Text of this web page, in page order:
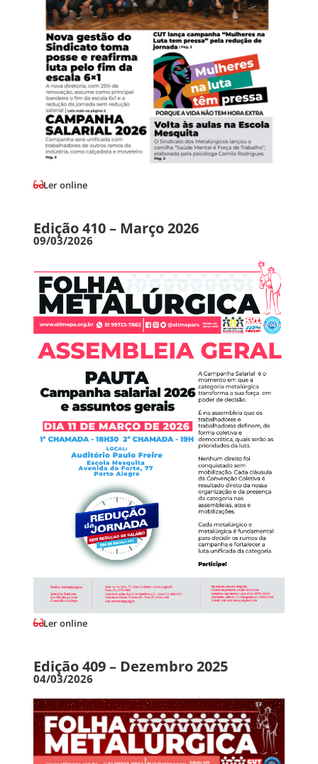
Ler online
Edição 410 – Março 2026
09/03/2026
Ler online
Edição 409 – Dezembro 2025
04/03/2026